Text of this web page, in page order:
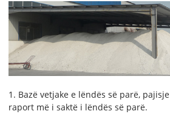
1. Bazë vetjake e lëndës së parë,
raport më i saktë i lëndës së parë.